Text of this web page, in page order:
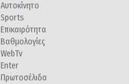
Αυτοκίνητο
Sports
Επικαιρότητα
Βαθμολογίες
WebTv
Enter
Πρωτοσέλιδα